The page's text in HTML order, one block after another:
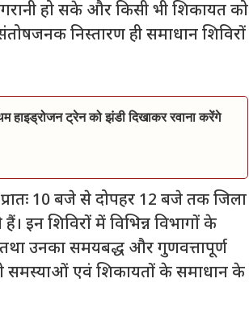
हो सके और किसी भी शिकायत को
निस्तारण ही समाधान शिविरों
हाइड्रोजन ट्रेन को झंडी दिखाकर रवाना करेंगे
प्रातः 10 बजे से दोपहर 12 बजे तक जिला
इन शिविरों में विभिन्न विभागों के
उनका समयबद्ध और गुणवत्तापूर्ण
समस्याओं एवं शिकायतों के समाधान के